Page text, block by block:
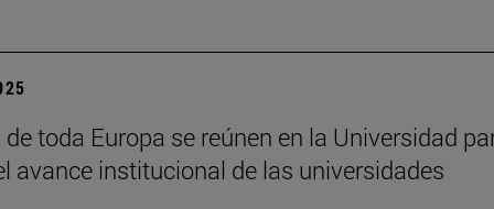
de toda Europa se reúnen en la Universidad
avance institucional de las universidades